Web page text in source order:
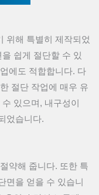
위해 특별히 제작되었
쉽게 절단할 수 있
에도 적합합니다. 다
절단 작업에 매우 유
있으며, 내구성이
었습니다.
약해 줍니다. 또한 특
면을 얻을 수 있습니